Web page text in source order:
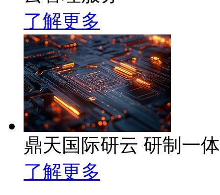
了解更多
鼎天国际研云 研制一
了解更多